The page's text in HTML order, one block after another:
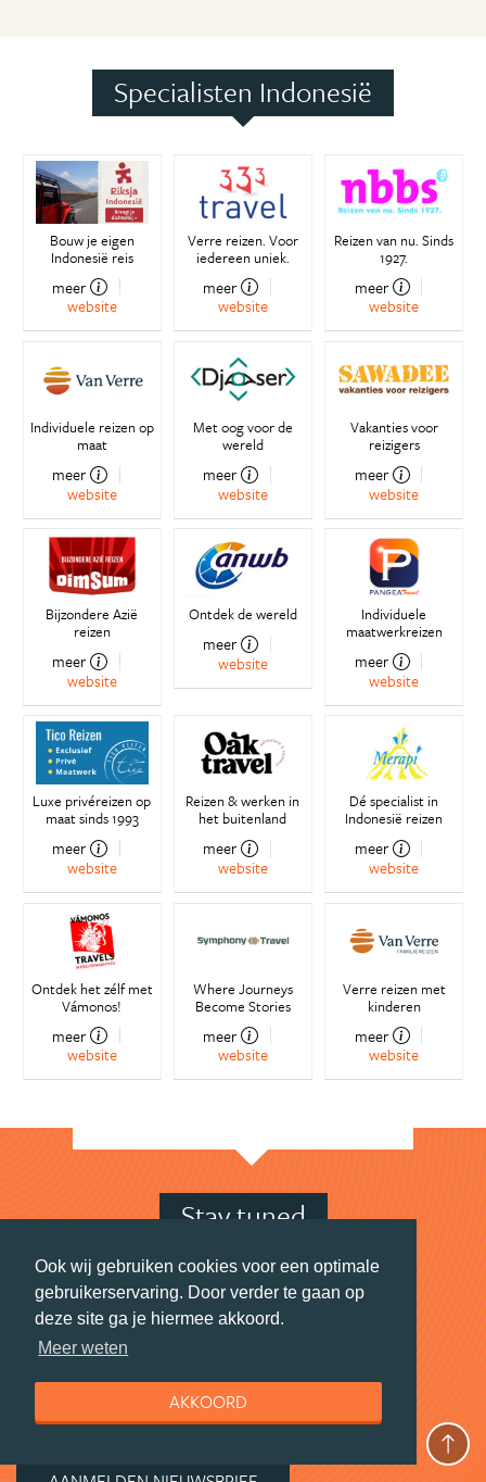
Ook wij gebruiken cookies voor een optimale
gebruikerservaring. Door verder te gaan op
deze site ga je hiermee akkoord.
Meer weten
AKKOORD
Specialisten Indonesië
Bouw je eigen
Indonesië reis
meer
website
Verre reizen. Voor
iedereen uniek.
meer
website
Reizen van nu. Sinds
1927.
meer
website
Individuele reizen op
maat
meer
website
Met oog voor de
wereld
meer
website
Vakanties voor
reizigers
meer
website
Bijzondere Azië
reizen
meer
website
Ontdek de wereld
meer
website
Individuele
maatwerkreizen
meer
website
Luxe privéreizen op
maat sinds 1993
meer
website
Reizen & werken in
het buitenland
meer
website
Dé specialist in
Indonesië reizen
meer
website
Ontdek het zélf met
Vámonos!
meer
website
Where Journeys
Become Stories
meer
website
Verre reizen met
kinderen
meer
website
Stay tuned
Wil jij elke maand naar Azië?
Schrijf je in voor de maandelijkse nieuwsbrief
boordevol foto's, prijsvragen en insider tips.
Ook ontvang je speciale deals van onze partners.
En profiteer je van de leukste kortingen op